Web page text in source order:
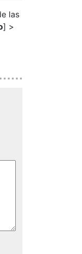
las
] >